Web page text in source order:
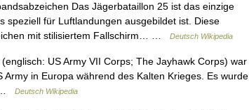
Das Jägerbataillon 25 ist das einzige
speziell für Luftlandungen ausgebildet ist. Diese
mit stilisiertem Fallschirm… …
Deutsch Wikipedia
US Army VII Corps; The Jayhawk Corps) war
in Europa während des Kalten Krieges. Es wurde
…
Deutsch Wikipedia